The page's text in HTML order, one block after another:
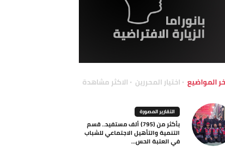
المواضيع اختيار المحررين الاكثر مشاهدة
التقارير المصورة
بأكثر من (795) ألف مستفيد.. قسم
التنمية والتأهيل الاجتماعي للشباب
في العتبة الحس...